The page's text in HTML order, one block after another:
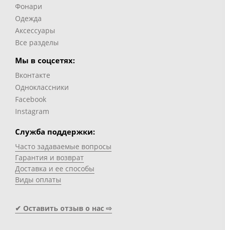
Фонари
Одежда
Аксессуары
Все разделы
Мы в соцсетях:
Вконтакте
Одноклассники
Facebook
Instagram
Служба поддержки:
Часто задаваемые вопросы
Гарантия и возврат
Доставка и ее способы
Виды оплаты
✔ Оставить отзыв о нас ⇨